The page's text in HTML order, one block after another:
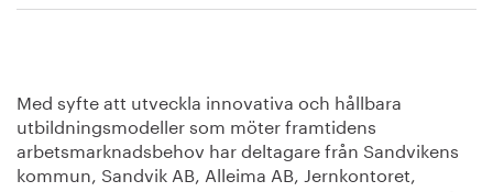
Med syfte att utveckla innovativa och hållbara
utbildningsmodeller som möter framtidens
arbetsmarknadsbehov har deltagare från Sandvikens
kommun, Sandvik AB, Alleima AB, Jernkontoret,